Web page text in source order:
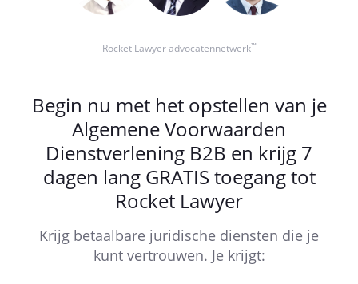
Rocket Lawyer advocatennetwerk™
Begin nu met het opstellen van je
Algemene Voorwaarden
Dienstverlening B2B en krijg 7
dagen lang GRATIS toegang tot
Rocket Lawyer
Krijg betaalbare juridische diensten die je
kunt vertrouwen. Je krijgt: